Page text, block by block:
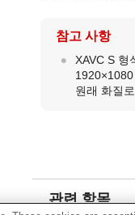
참고 사항
XAVC S 형
원래 화질
관련 항목